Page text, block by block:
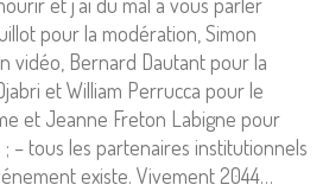
pour la modération, Simon
vidéo, Bernard Dautant pour la
et William Perrucca pour le
et Jeanne Freton Labigne pour
– tous les partenaires institutionnels
existe. Vivement 2044…